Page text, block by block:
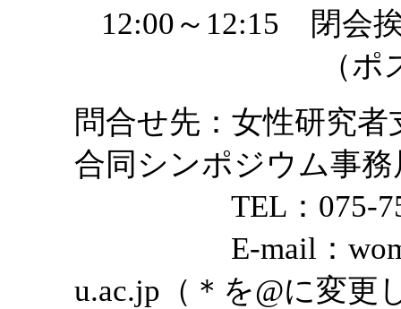
12:00～12:15 閉会
（ポスタ
問合せ先：女性研究
合同シンポジウム事
TEL：075-753-
E-mail：woman-
u.ac.jp（＊を@に変更